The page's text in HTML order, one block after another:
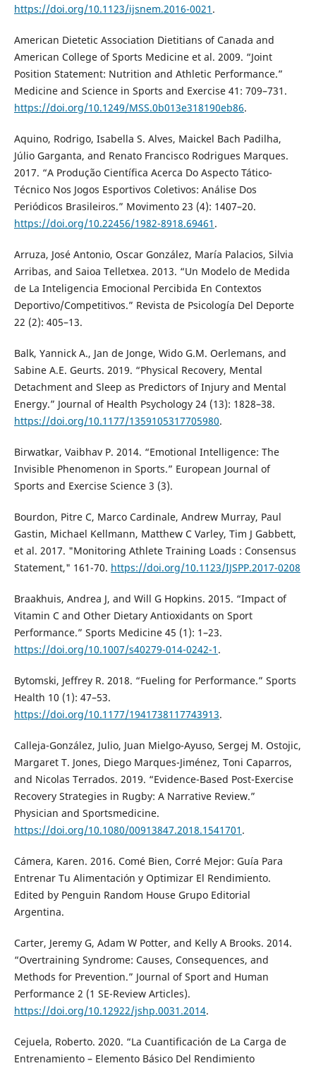
https://doi.org/10.1123/ijsnem.2016-0021 .
American Dietetic Association Dietitians of Canada and
American College of Sports Medicine et al. 2009. “Joint
Position Statement: Nutrition and Athletic Performance.”
Medicine and Science in Sports and Exercise 41: 709–731.
https://doi.org/10.1249/MSS.0b013e318190eb86.
Aquino, Rodrigo, Isabella S. Alves, Maickel Bach Padilha,
Júlio Garganta, and Renato Francisco Rodrigues Marques.
2017. “A Produção Científica Acerca Do Aspecto Tático-
Técnico Nos Jogos Esportivos Coletivos: Análise Dos
Periódicos Brasileiros.” Movimento 23 (4): 1407–20.
https://doi.org/10.22456/1982-8918.69461 .
Arruza, José Antonio, Oscar González, María Palacios, Silvia
Arribas, and Saioa Telletxea. 2013. “Un Modelo de Medida
de La Inteligencia Emocional Percibida En Contextos
Deportivo/Competitivos.” Revista de Psicología Del Deporte
22 (2): 405–13.
Balk, Yannick A., Jan de Jonge, Wido G.M. Oerlemans, and
Sabine A.E. Geurts. 2019. “Physical Recovery, Mental
Detachment and Sleep as Predictors of Injury and Mental
Energy.” Journal of Health Psychology 24 (13): 1828–38.
https://doi.org/10.1177/1359105317705980.
Birwatkar, Vaibhav P. 2014. “Emotional Intelligence: The
Invisible Phenomenon in Sports.” European Journal of
Sports and Exercise Science 3 (3).
Bourdon, Pitre C, Marco Cardinale, Andrew Murray, Paul
Gastin, Michael Kellmann, Matthew C Varley, Tim J Gabbett,
et al. 2017. "Monitoring Athlete Training Loads : Consensus
Statement," 161-70. https://doi.org/10.1123/IJSPP.2017-0208
Braakhuis, Andrea J, and Will G Hopkins. 2015. “Impact of
Vitamin C and Other Dietary Antioxidants on Sport
Performance.” Sports Medicine 45 (1): 1–23.
https://doi.org/10.1007/s40279-014-0242-1 .
Bytomski, Jeffrey R. 2018. “Fueling for Performance.” Sports
Health 10 (1): 47–53.
https://doi.org/10.1177/1941738117743913.
Calleja-González, Julio, Juan Mielgo-Ayuso, Sergej M. Ostojic,
Margaret T. Jones, Diego Marques-Jiménez, Toni Caparros,
and Nicolas Terrados. 2019. “Evidence-Based Post-Exercise
Recovery Strategies in Rugby: A Narrative Review.”
Physician and Sportsmedicine.
https://doi.org/10.1080/00913847.2018.1541701 .
Cámera, Karen. 2016. Comé Bien, Corré Mejor: Guía Para
Entrenar Tu Alimentación y Optimizar El Rendimiento.
Edited by Penguin Random House Grupo Editorial
Argentina.
Carter, Jeremy G, Adam W Potter, and Kelly A Brooks. 2014.
“Overtraining Syndrome: Causes, Consequences, and
Methods for Prevention.” Journal of Sport and Human
Performance 2 (1 SE-Review Articles).
https://doi.org/10.12922/jshp.0031.2014.
Cejuela, Roberto. 2020. “La Cuantificación de La Carga de
Entrenamiento – Elemento Básico Del Rendimiento